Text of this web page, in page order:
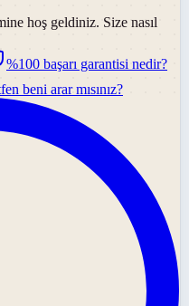
hoş geldiniz. Size nasıl
%100 başarı garantisi nedir?
beni arar mısınız?